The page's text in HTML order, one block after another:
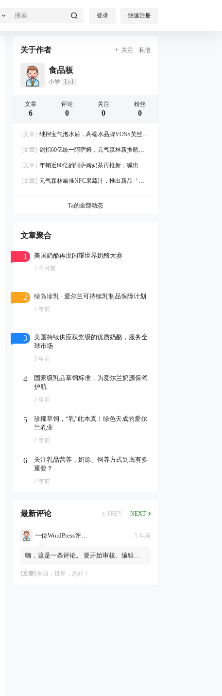
登录 快速注册
关于作者 关注 私信
食品板
小学 Lv1
文章
6
评论
0
关注
0
粉丝
0
[文章] 继押宝气泡水后，高端水品牌VOSS芙丝再
[文章] 剑指60亿统一阿萨姆，元气森林新推瓶装
[文章] 年销近60亿的阿萨姆奶茶再推新，喊出奶
[文章] 元气森林瞄准NFC果蔬汁，推出新品「疯
Ta的全部动态
文章聚合
1 美国奶酪再度闪耀世界奶酪大赛
7 个月前
2 绿岛珍乳 · 爱尔兰可持续乳制品保障计划
2 年前
3
美国持续供应获奖级的优质奶酪，服务全
球市场
3 年前
4
国家级乳品草饲标准，为爱尔兰奶源保驾
护航
2 年前
5
珍稀草饲，“乳”此本真！绿色天成的爱尔
兰乳业
2 年前
6
关注乳品营养，奶源、饲养方式到底有多
重要？
2 年前
最新评论 PREV NEXT
一位WordPress评论者 5 年前
嗨，这是一条评论。 要开始审核、编辑及
评论者头像来自Gravatar。
[文章] 来自： 世界，您好！